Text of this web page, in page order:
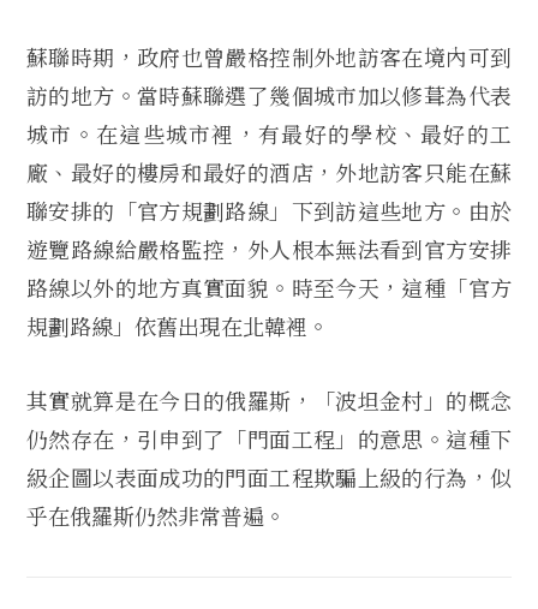
蘇聯時期，政府也曾嚴格控制外地訪客在境內可到
訪的地方。當時蘇聯選了幾個城市加以修葺為代表
城市。在這些城市裡，有最好的學校、最好的工
廠、最好的樓房和最好的酒店，外地訪客只能在蘇
聯安排的「官方規劃路線」下到訪這些地方。由於
遊覽路線給嚴格監控，外人根本無法看到官方安排
路線以外的地方真實面貌。時至今天，這種「官方
規劃路線」依舊出現在北韓裡。
其實就算是在今日的俄羅斯，「波坦金村」的概念
仍然存在，引申到了「門面工程」的意思。這種下
級企圖以表面成功的門面工程欺騙上級的行為，似
乎在俄羅斯仍然非常普遍。